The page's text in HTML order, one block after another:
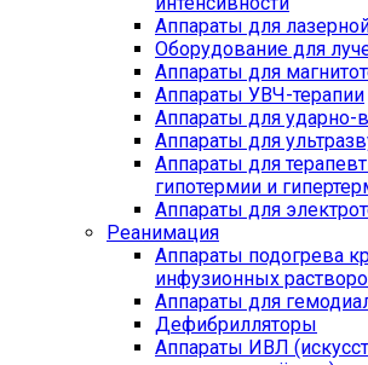
Аппараты для
Оборудование для
Аппараты для
Аппараты УВЧ-терапии
Аппараты для ударно-
Аппараты для
Аппараты для
гипотермии и
Аппараты для
Реанимация
Аппараты подогрева
инфузионных
Аппараты для
Дефибрилляторы
Аппараты ИВЛ